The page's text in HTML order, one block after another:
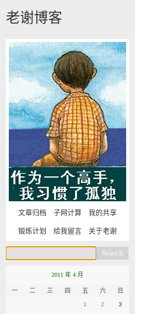
老谢博客
文章归档 子网计算 我的共享
锻炼计划 给我留言 关于老谢
2011 年 4 月
一 二 三 四 五 六 日
1 2 3